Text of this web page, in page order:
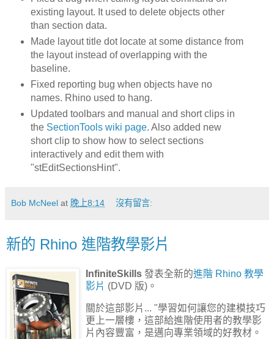
existing layout. It used to delete objects other
than section data.
Made layout title dot locate at some distance from
the layout instead of overlapping with the
baseline.
Fixed reporting bug when objects have no
names. Rhino used to hang.
Updated toolbars and manual and short clips in
the SectionTools wiki page. Also added new
short clip to show how to select sections
interactively and edit them with
"stEditSectionsHint".
Bob McNeel at 晚上8:14 沒有留言:
新的 Rhino 進階教學影片
InfiniteSkills 發表全新的進階 Rhino 教學
影片 (DVD 版)。
關於這部影片... "學習如何讓您的建模技巧
更上一層樓，這部給進階使用者的教學影
片內容豐富，是邁向專業領域的好教材。